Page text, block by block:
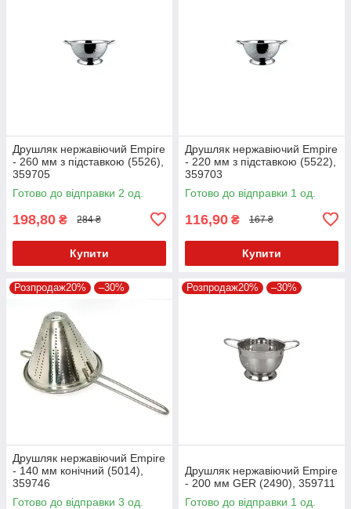
Друшляк нержавіючий Empire
- 260 мм з підставкою (5526),
359705
Готово до відправки 2 од.
198,80 ₴ 284 ₴
Купити
Друшляк нержавіючий Empire
- 220 мм з підставкою (5522),
359703
Готово до відправки 1 од.
116,90 ₴ 167 ₴
Купити
Розпродаж20% –30%
Друшляк нержавіючий Empire
- 140 мм конічний (5014),
359746
Готово до відправки 3 од.
Розпродаж20% –30%
Друшляк нержавіючий Empire
- 200 мм GER (2490), 359711
Готово до відправки 1 од.